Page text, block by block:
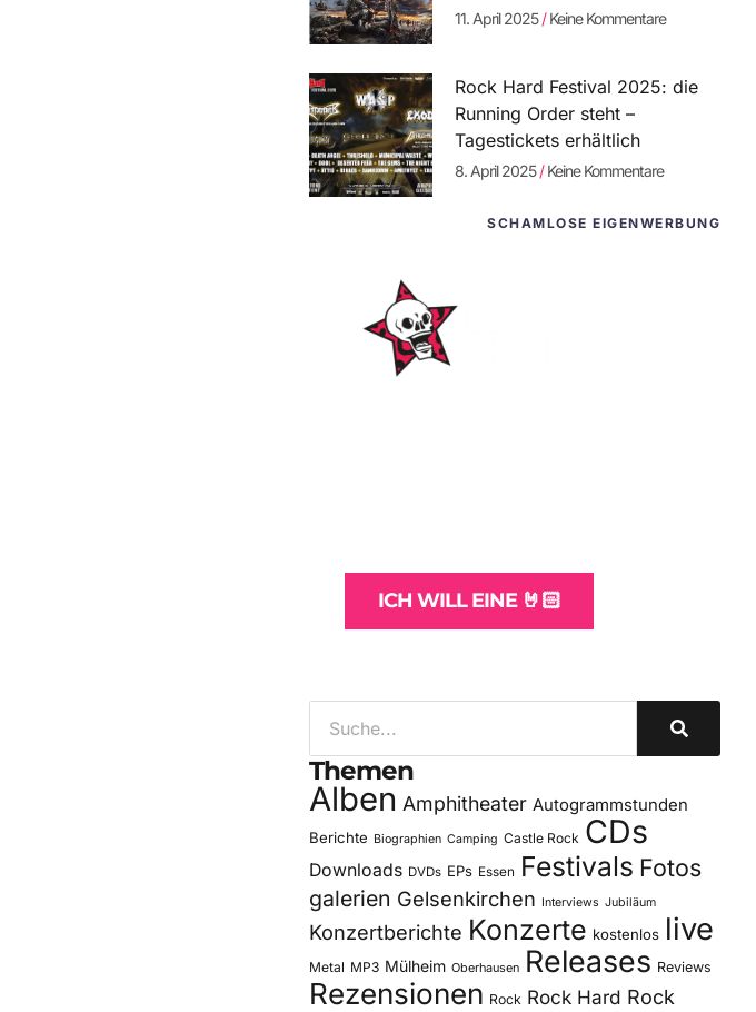
11. April 2025 Keine Kommentare
Rock Hard Festival 2025: die
Running Order steht –
Tagestickets erhältlich
8. April 2025 Keine Kommentare
SCHAMLOSE EIGENWERBUNG
ICH WILL EINE 🤘🏻
Themen
Alben Amphitheater Autogrammstunden
Berichte Biographien Camping Castle Rock CDs
Downloads DVDs EPs Essen Festivals Fotos
galerien Gelsenkirchen Interviews Jubiläum
Konzertberichte Konzerte kostenlos live
Metal MP3 Mülheim Oberhausen Releases Reviews
Rezensionen Rock Rock Hard Rock